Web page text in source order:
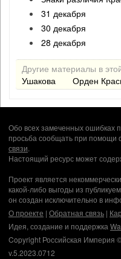
31 декабря
30 декабря
28 декабря
Другие материалы в
Ушакова
Орден
Обо всех замеченных ошибках
просьба сообщать при
связи.
Настоящий ресурс может
Проект является
какой-либо выгоды из
он создан исключительно в
О проекте | Обратная связь |
Идея, создание и поддержка
Copyright Российская Империя
v.5.2023.0712